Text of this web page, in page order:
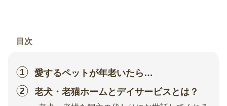
目次
愛するペットが年老いたら…
老犬・老猫ホームとデイサービスとは？